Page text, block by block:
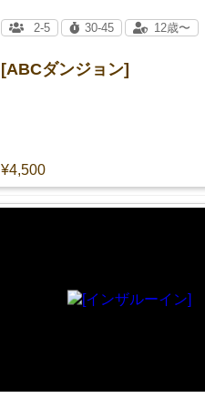
[ABCダンジョン]
¥4,500
2-5 30-45 12歳〜